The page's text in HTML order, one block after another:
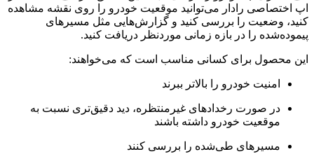
اپ اختصاصی رادار می‌توانید موقعیت خودرو را روی نقشه مشاهده
کنید، وضعیت را بررسی کنید و گزارش‌هایی مثل مسیرهای
پیموده‌شده را در بازه زمانی موردنظر دریافت کنید.
این محصول برای کسانی مناسب است که می‌خواهند:
امنیت خودرو را بالاتر ببرند
در صورت رخدادهای غیرمنتظره، دید دقیق‌تری نسبت به
موقعیت خودرو داشته باشند
مسیرهای طی‌شده را بررسی کنند